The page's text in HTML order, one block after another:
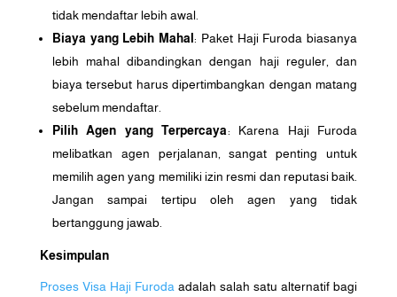
tidak mendaftar lebih awal.
Biaya yang Lebih Mahal: Paket Haji Furoda biasanya
lebih mahal dibandingkan dengan haji reguler, dan
biaya tersebut harus dipertimbangkan dengan matang
sebelum mendaftar.
Pilih Agen yang Terpercaya: Karena Haji Furoda
melibatkan agen perjalanan, sangat penting untuk
memilih agen yang memiliki izin resmi dan reputasi baik.
Jangan sampai tertipu oleh agen yang tidak
bertanggung jawab.
Kesimpulan
Proses Visa Haji Furoda adalah salah satu alternatif bagi